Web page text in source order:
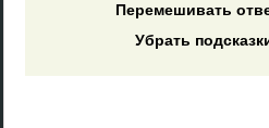
Перемешивать
Убрать